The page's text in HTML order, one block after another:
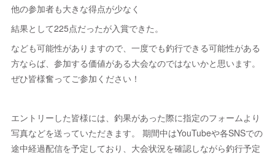
他の参加者も大きな得点が少なく
結果として225点だったが入賞できた。
なども可能性がありますので、一度でも釣行できる可能性がある
方ならば、参加する価値がある大会なのではないかと思います。
ぜひ皆様奮ってご参加ください！
エントリーした皆様には、釣果があった際に指定のフォームより
写真などを送っていただきます。 期間中はYouTubeや各SNSでの
途中経過配信を予定しており、大会状況を確認しながら釣行予定